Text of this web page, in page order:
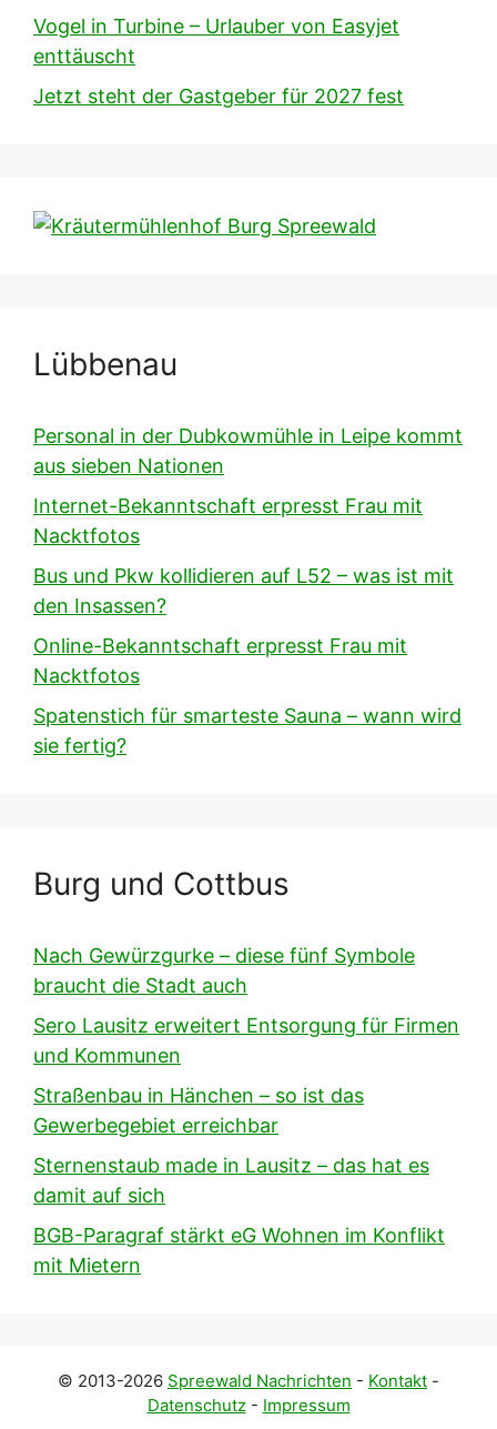
Vogel in Turbine – Urlauber von Easyjet
enttäuscht
Jetzt steht der Gastgeber für 2027 fest
Lübbenau
Personal in der Dubkowmühle in Leipe kommt
aus sieben Nationen
Internet-Bekanntschaft erpresst Frau mit
Nacktfotos
Bus und Pkw kollidieren auf L52 – was ist mit
den Insassen?
Online-Bekanntschaft erpresst Frau mit
Nacktfotos
Spatenstich für smarteste Sauna – wann wird
sie fertig?
Burg und Cottbus
Nach Gewürzgurke – diese fünf Symbole
braucht die Stadt auch
Sero Lausitz erweitert Entsorgung für Firmen
und Kommunen
Straßenbau in Hänchen – so ist das
Gewerbegebiet erreichbar
Sternenstaub made in Lausitz – das hat es
damit auf sich
BGB-Paragraf stärkt eG Wohnen im Konflikt
mit Mietern
© 2013-2026 Spreewald Nachrichten - Kontakt -
Datenschutz- Impressum